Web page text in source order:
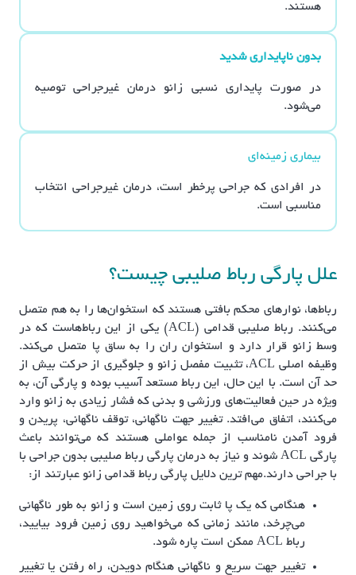
هستند.
بدون ناپایداری شدید
در صورت پایداری نسبی زانو درمان غیرجراحی توصیه
می‌شود.
بیماری زمینه‌ای
در افرادی که جراحی پرخطر است، درمان غیرجراحی انتخاب
مناسبی است.
علل پارگی رباط صلیبی چیست؟
رباط‌ها، نوارهای محکم بافتی هستند که استخوان‌ها را به هم متصل
می‌کنند. رباط صلیبی قدامی (ACL) یکی از این رباط‌هاست که در
وسط زانو قرار دارد و استخوان ران را به ساق پا متصل می‌کند.
وظیفه اصلی ACL، تثبیت مفصل زانو و جلوگیری از حرکت بیش از
حد آن است. با این حال، این رباط مستعد آسیب بوده و پارگی آن، به
ویژه در حین فعالیت‌های ورزشی و بدنی که فشار زیادی به زانو وارد
می‌کنند، اتفاق می‌افتد. تغییر جهت ناگهانی، توقف ناگهانی، پریدن و
فرود آمدن نامناسب از جمله عواملی هستند که می‌توانند باعث
پارگی ACL شوند و نیاز به درمان پارگی رباط صلیبی بدون جراحی با
با جراحی دارند.مهم ترین دلایل پارگی رباط قدامی زانو عبارتند از:
هنگامی که یک پا ثابت روی زمین است و زانو به طور ناگهانی
می‌چرخد، مانند زمانی که می‌خواهید روی زمین فرود بیایید،
رباط ACL ممکن است پاره شود.
تغییر جهت سریع و ناگهانی هنگام دویدن، راه رفتن یا تغییر